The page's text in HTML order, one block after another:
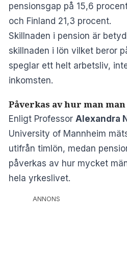
pensionsgap på 15,6
och Finland 21,3 procent.
Skillnaden i pension är
skillnaden i lön vilket beror
speglar ett helt arbetsliv,
inkomsten.
Påverkas av hur man
Enligt Professor Alexandra
University of Mannheim
utifrån timlön, medan
påverkas av hur mycket
hela yrkeslivet.
ANNONS